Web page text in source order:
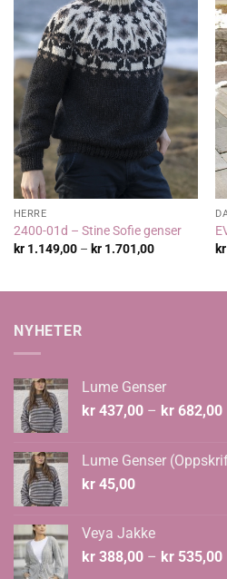
HERRE
2400-01d – Stine Sofie genser
kr1.149,00 – kr1.701,00Prisområde:kr
NYHETER
Lume Genser
kr 437,00 – kr 682,00
Lume Genser
kr 45,00
Veya Jakke
kr 388,00 – kr 535,00